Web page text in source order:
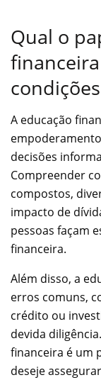
Qual o
A educação
decisões
Compreender
compostos,
impacto de
pessoas façam
financeira.
Além disso, a
erros comuns,
crédito ou
devida
financeira é um
deseje